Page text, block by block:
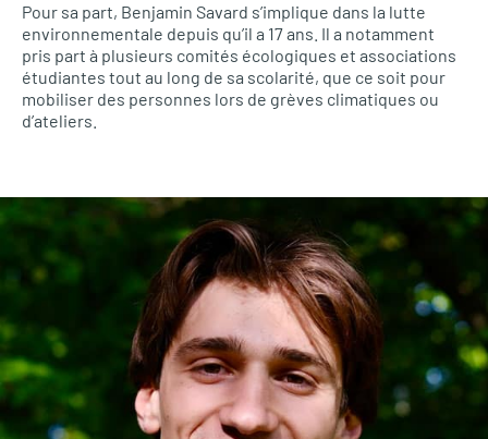
Pour sa part, Benjamin Savard s’implique dans la lutte
environnementale depuis qu’il a 17 ans. Il a notamment
pris part à plusieurs comités écologiques et associations
étudiantes tout au long de sa scolarité, que ce soit pour
mobiliser des personnes lors de grèves climatiques ou
d’ateliers.